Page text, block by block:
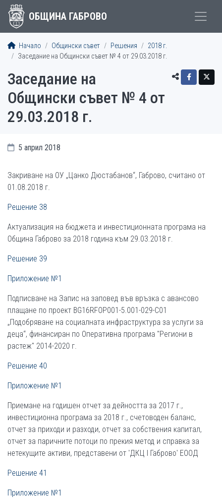
ОБЩИНА ГАБРОВО
Начало Общински съвет Решения
2018 г.
Заседание на Общински съвет № 4 от 29.03.2018 г.
Заседание на
Общински съвет № 4 от
29.03.2018 г.
5 април 2018
Закриване на ОУ „Цанко Дюстабанов“, Габрово, считано от
01.08.2018 г.
Решение 38
Актуализация на бюджета и инвестиционната програма на
Община Габрово за 2018 година към 29.03.2018 г.
Решение 39
Приложение №1
Подписване на Запис на заповед във връзка с авансово
плащане по проект BG16RFOP001-5.001-029-C01
„Подобряване на социалната инфраструктура за услуги за
деца“, финансиран по Оперативна програма "Региони в
растеж" 2014-2020 г.
Решение 40
Приложение №1
Приемане на годишен отчет за дейността за 2017 г.,
инвестиционна програма за 2018 г., счетоводен баланс,
отчет за приходи и разходи, отчет за собствения капитал,
отчет за паричните потоци по прекия метод и справка за
нетекущите активи, представени от 'ДКЦ І Габрово' ЕООД
Решение 41
Приложение №1